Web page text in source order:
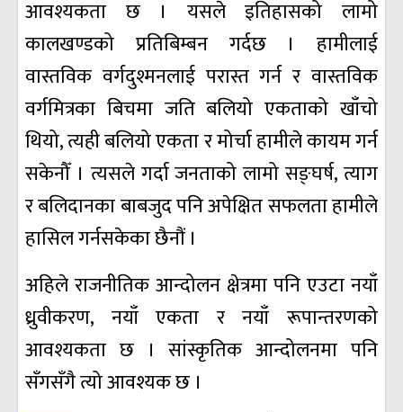
आवश्यकता छ । यसले इतिहासको लामो
कालखण्डको प्रतिबिम्बन गर्दछ । हामीलाई
वास्तविक वर्गदुश्मनलाई परास्त गर्न र वास्तविक
वर्गमित्रका बिचमा जति बलियो एकताको खाँचो
थियो, त्यही बलियो एकता र मोर्चा हामीले कायम गर्न
सकेनौँ । त्यसले गर्दा जनताको लामो सङ्घर्ष, त्याग
र बलिदानका बाबजुद पनि अपेक्षित सफलता हामीले
हासिल गर्नसकेका छैनौं ।
अहिले राजनीतिक आन्दोलन क्षेत्रमा पनि एउटा नयाँ
ध्रुवीकरण, नयाँ एकता र नयाँ रूपान्तरणको
आवश्यकता छ । सांस्कृतिक आन्दोलनमा पनि
सँगसँगै त्यो आवश्यक छ ।